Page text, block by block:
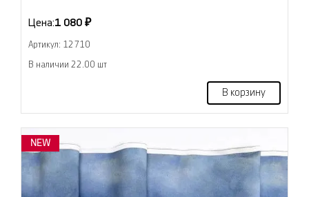
Цена:1 080 ₽
Артикул: 12710
В наличии 22.00 шт
В корзину
NEW